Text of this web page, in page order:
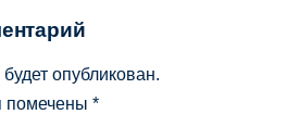
опубликован.
помечены *